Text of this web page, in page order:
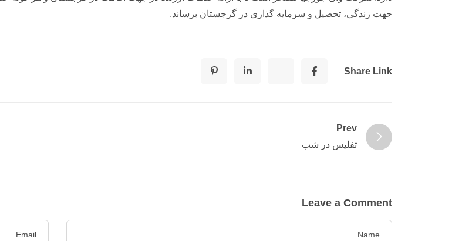
جهت زندگی، تحصیل و سرمایه گذاری در گرجستان برساند.
Share Link
Prev
تفلیس در شب
Leave a Comment